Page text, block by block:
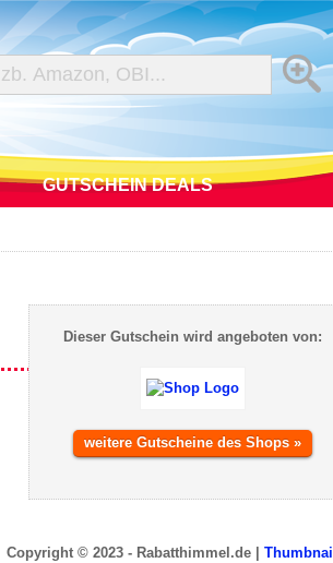
GUTSCHEIN DEALS
Dieser Gutschein wird angeboten von:
weitere Gutscheine des Shops »
Copyright © 2023 - Rabatthimmel.de | Thumbnail